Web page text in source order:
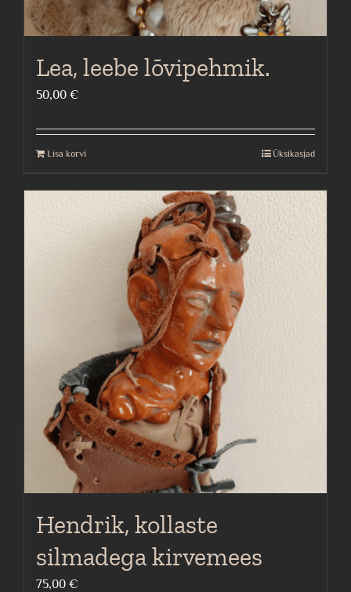
Lea, leebe lõvipehmik.
50,00 €
Lisa korvi Üksikasjad
Hendrik, kollaste
silmadega kirvemees
75,00 €